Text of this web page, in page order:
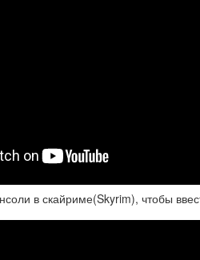
в скайриме(Skyrim), чтобы